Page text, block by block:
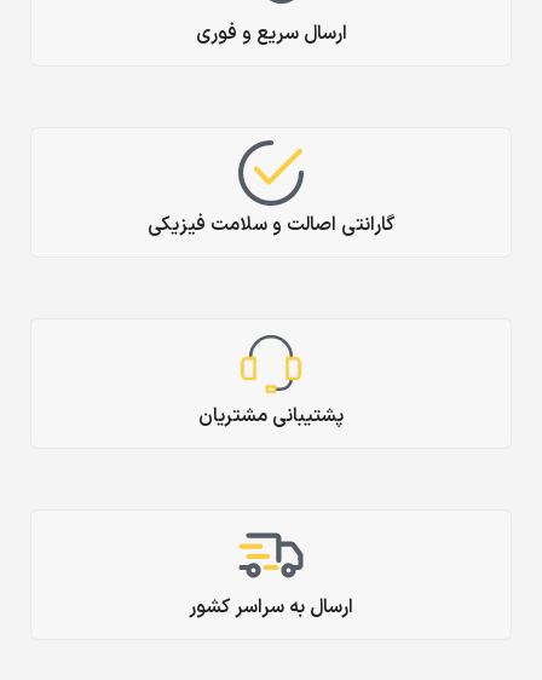
ارسال سریع و فوری
گارانتی اصالت و سلامت فیزیکی
پشتیبانی مشتریان
ارسال به سراسر کشور